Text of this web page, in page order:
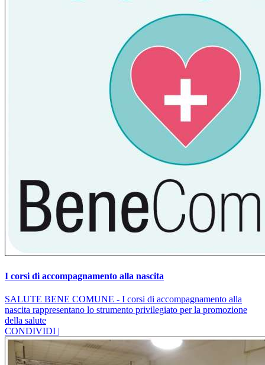
I corsi di accompagnamento alla nascita
SALUTE BENE COMUNE - I corsi di accompagnamento alla
nascita rappresentano lo strumento privilegiato per la promozione
della salute
CONDIVIDI |